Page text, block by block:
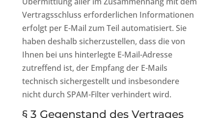
Vertragsschluss erforderlichen Informationen
erfolgt per E-Mail zum Teil automatisiert. Sie
haben deshalb sicherzustellen, dass die von
Ihnen bei uns hinterlegte E-Mail-Adresse
zutreffend ist, der Empfang der E-Mails
technisch sichergestellt und insbesondere
nicht durch SPAM-Filter verhindert wird.
§ 3 Gegenstand des Vertrages